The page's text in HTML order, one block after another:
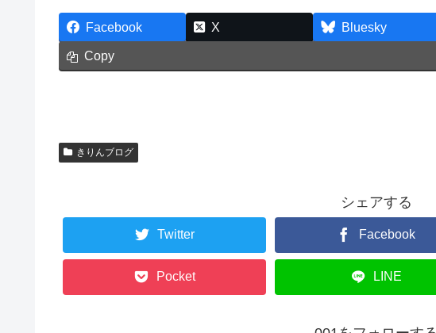
Facebook X Bluesky
Copy
きりんブログ
シェアする
Twitter Facebook
Pocket LINE